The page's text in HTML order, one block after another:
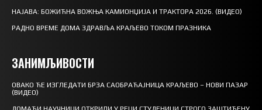
НАЈАВА: БОЖИЋНА ВОЖЊА КАМИОНЏИЈА И ТРАКТОРА 2026. (ВИДЕО)
РАДНО ВРЕМЕ ДОМА ЗДРАВЉА КРАЉЕВО ТОКОМ ПРАЗНИКА
ЗАНИМЉИВОСТИ
ОВАКО ЋЕ ИЗГЛЕДАТИ БРЗА САОБРАЋАЈНИЦА КРАЉЕВО – НОВИ ПАЗАР
(ВИДЕО)